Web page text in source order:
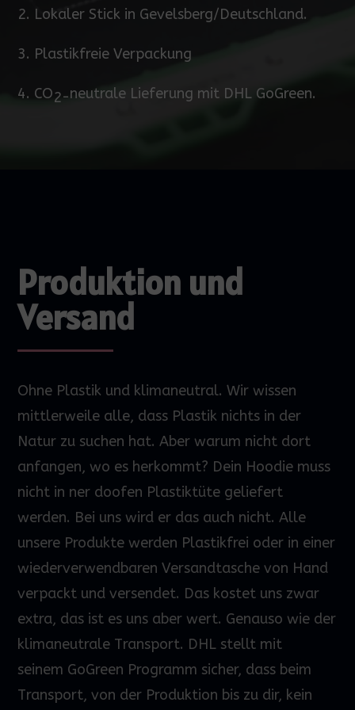
2. Lokaler Stick in Gevelsberg/Deutschland.
3. Plastikfreie Verpackung
4. CO2-neutrale Lieferung mit DHL GoGreen.
Produktion und
Versand
Ohne Plastik und klimaneutral. Wir wissen
mittlerweile alle, dass Plastik nichts in der
Natur zu suchen hat. Aber warum nicht dort
anfangen, wo es herkommt? Dein Hoodie muss
nicht in ner doofen Plastiktüte geliefert
werden. Bei uns wird er das auch nicht. Alle
unsere Produkte werden Plastikfrei oder in einer
wiederverwendbaren Versandtasche von Hand
verpackt und versendet. Das kostet uns zwar
extra, das ist es uns aber wert. Genauso wie der
klimaneutrale Transport. DHL stellt mit
seinem GoGreen Programm sicher, dass beim
Transport, von der Produktion bis zu dir, kein